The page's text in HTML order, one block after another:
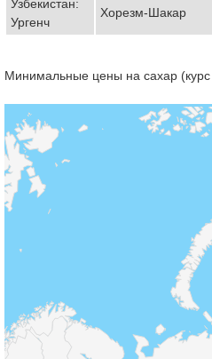
Узбекистан:
Ургенч
Хорезм-Шакар
Минимальные цены на сахар